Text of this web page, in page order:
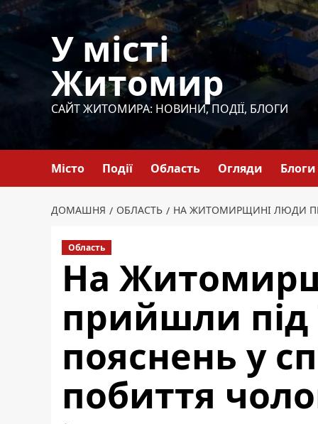
Перейти
У місті
Житомир
САЙТ ЖИТОМИРА: НОВИНИ, ПОДІЇ, БЛОГИ
Місто Події Область Огляди Блоги
ДОМАШНЯ ОБЛАСТЬ НА ЖИТОМИРЩИНІ ЛЮДИ
Область
На
прийшли
пояснень у
побиття